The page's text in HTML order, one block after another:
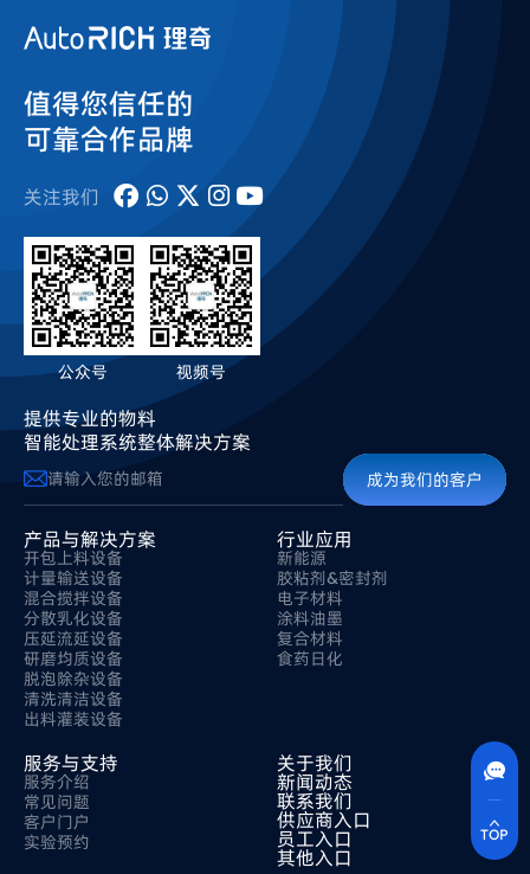
值得您信任的
可靠合作品牌
关注我们
公众号 视频号
提供专业的物料
智能处理系统整体解决方案
成为我们的客户
产品与解决方案
开包上料设备
计量输送设备
混合搅拌设备
分散乳化设备
压延流延设备
研磨均质设备
脱泡除杂设备
清洗清洁设备
出料灌装设备
行业应用
新能源
胶粘剂&密封剂
电子材料
涂料油墨
复合材料
食药日化
服务与支持
服务介绍
常见问题
客户门户
实验预约
关于我们
新闻动态
联系我们
供应商入口
员工入口
其他入口
400-630-8266
在线沟通
实时沟通
快速解决您的问题
TOP